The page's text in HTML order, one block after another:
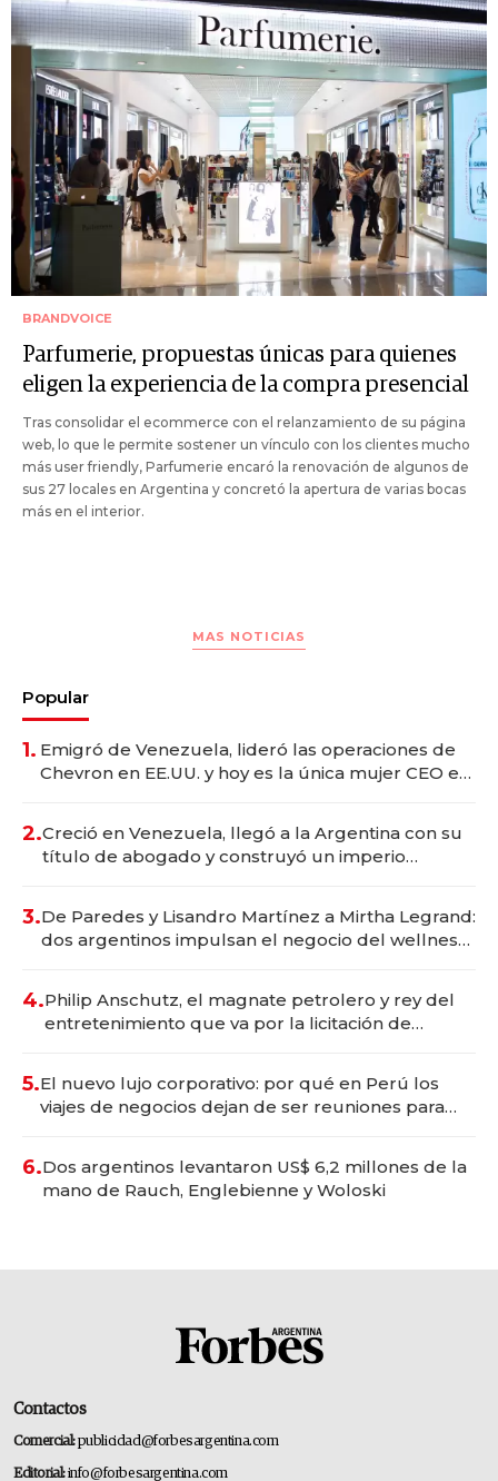
BRANDVOICE
Parfumerie, propuestas únicas para quienes
eligen la experiencia de la compra presencial
Tras consolidar el ecommerce con el relanzamiento de su página
web, lo que le permite sostener un vínculo con los clientes mucho
más user friendly, Parfumerie encaró la renovación de algunos de
sus 27 locales en Argentina y concretó la apertura de varias bocas
más en el interior.
MAS NOTICIAS
Popular
1. Emigró de Venezuela, lideró las operaciones de
Chevron en EE.UU. y hoy es la única mujer CEO en
2.Creció en Venezuela, llegó a la Argentina con su
título de abogado y construyó un imperio
3.De Paredes y Lisandro Martínez a Mirtha Legrand:
dos argentinos impulsan el negocio del wellness
4.Philip Anschutz, el magnate petrolero y rey del
entretenimiento que va por la licitación de
5.El nuevo lujo corporativo: por qué en Perú los
viajes de negocios dejan de ser reuniones para
6.Dos argentinos levantaron US$ 6,2 millones de la
mano de Rauch, Englebienne y Woloski
Contactos
Comercial:publicidad@forbesargentina.com
Editorial:info@forbesargentina.com